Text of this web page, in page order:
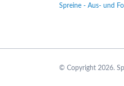
Spreine - Aus- und
© Copyright 2026.